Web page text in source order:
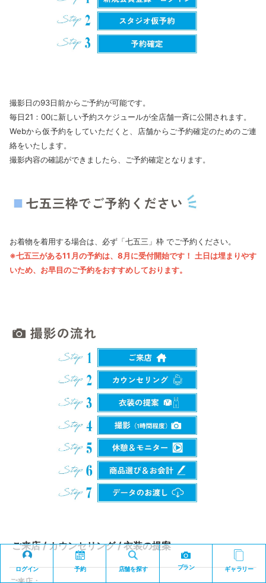
ログイン 予約 店舗を探す プラン ギャラリー
撮影日の93日前からご予約が可能です。
毎日21：00に新しい予約スケジュールが全店舗一斉に公開されます。
Webから仮予約をしていただくと、店舗からご予約確定のためのご連
絡をいたします。
撮影内容の確認ができましたら、ご予約確定となります。
お着物を着用する場合は、必ず「七五三」枠 でご予約ください。
※七五三がある11月の予約は、8月に受付開始です！ 土日は埋まりやす
いため、お早目のご予約をおすすめしております。
ご来店 / カウンセリング / 衣装の提案